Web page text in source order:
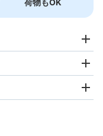
荷物もOK